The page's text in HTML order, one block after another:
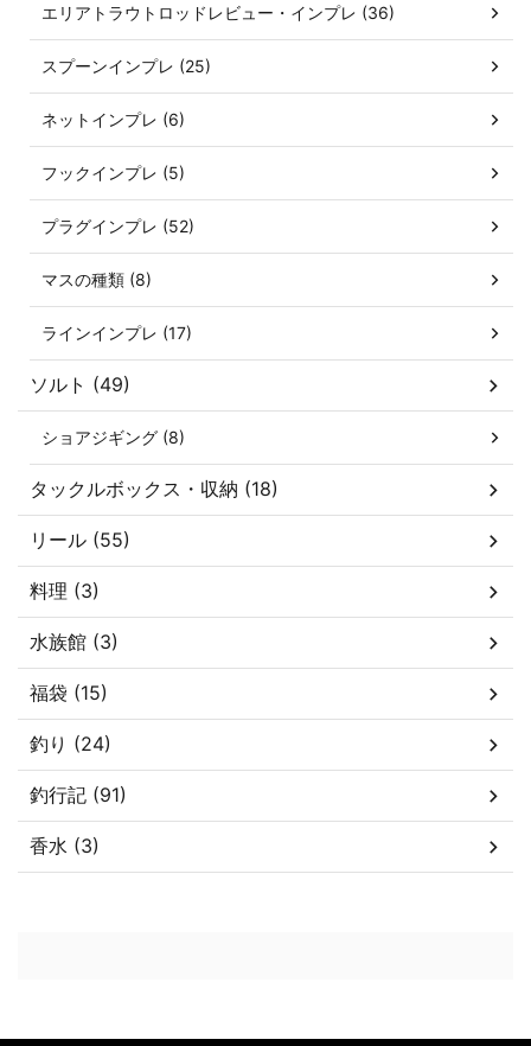
エリアトラウトロッドレビュー・インプレ (36)
スプーンインプレ (25)
ネットインプレ (6)
フックインプレ (5)
プラグインプレ (52)
マスの種類 (8)
ラインインプレ (17)
ソルト (49)
ショアジギング (8)
タックルボックス・収納 (18)
リール (55)
料理 (3)
水族館 (3)
福袋 (15)
釣り (24)
釣行記 (91)
香水 (3)